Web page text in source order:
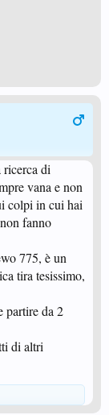
di
vana e non
colpi in cui hai
fanno
775, è un
tira tesissimo,
partire da 2
di altri